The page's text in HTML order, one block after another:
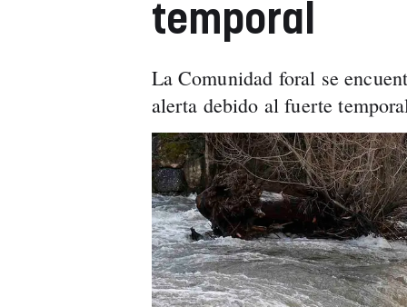
temporal
La Comunidad foral se
alerta debido al fuerte